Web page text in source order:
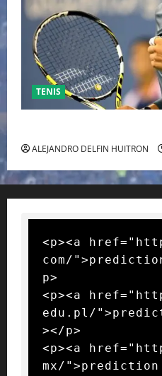
TENIS
ALEJANDRO DELFIN HUITRON
<p><a
com/
p>
<p><a
edu.pl/
></p>
<p><a
mx/">prediction